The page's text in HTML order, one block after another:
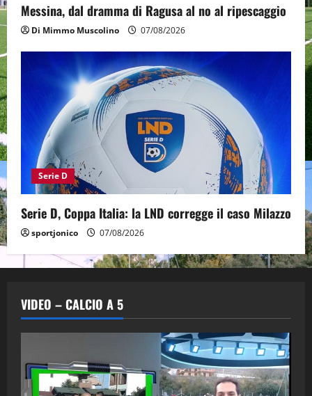
Messina, dal dramma di Ragusa al no al ripescaggio
Di Mimmo Muscolino 07/08/2026
Serie D
Serie D, Coppa Italia: la LND corregge il caso Milazzo
sportjonico 07/08/2026
VIDEO – CALCIO A 5